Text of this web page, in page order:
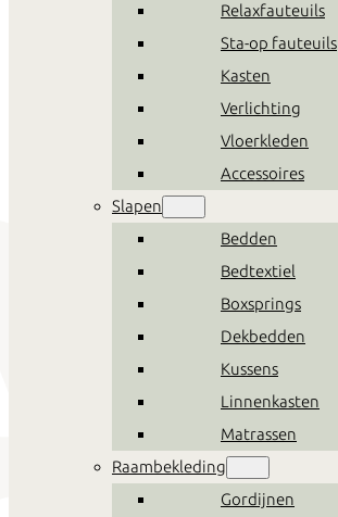
Relaxfauteuils
Sta-op fauteuils
Kasten
Verlichting
Vloerkleden
Accessoires
Slapen
Bedden
Bedtextiel
Boxsprings
Dekbedden
Kussens
Linnenkasten
Matrassen
Raambekleding
Gordijnen